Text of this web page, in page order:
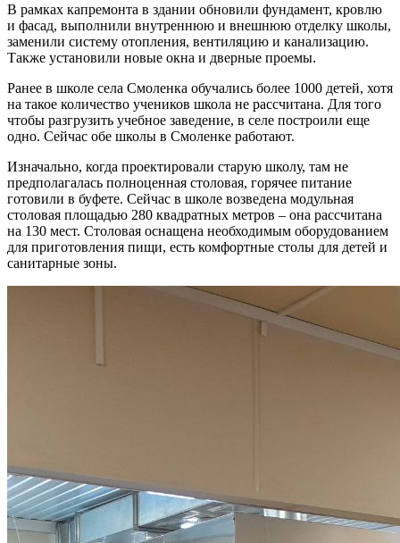
В рамках капремонта в здании обновили фундамент, кровлю
и фасад, выполнили внутреннюю и внешнюю отделку школы,
заменили систему отопления, вентиляцию и канализацию.
Также установили новые окна и дверные проемы.
Ранее в школе села Смоленка обучались более 1000 детей, хотя
на такое количество учеников школа не рассчитана. Для того
чтобы разгрузить учебное заведение, в селе построили еще
одно. Сейчас обе школы в Смоленке работают.
Изначально, когда проектировали старую школу, там не
предполагалась полноценная столовая, горячее питание
готовили в буфете. Сейчас в школе возведена модульная
столовая площадью 280 квадратных метров – она рассчитана
на 130 мест. Столовая оснащена необходимым оборудованием
для приготовления пищи, есть комфортные столы для детей и
санитарные зоны.